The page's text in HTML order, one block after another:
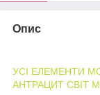
Опис
УСІ ЕЛЕМЕНТИ
АНТРАЦИТ СВІТ